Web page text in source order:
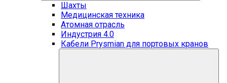
Шахты
Медицинская техника
Атомная отрасль
Индустрия 4.0
Кабели Prysmian для портовых кранов